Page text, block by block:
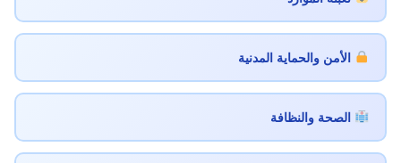
الأمن والحماية المدنية
الصحة والنظافة